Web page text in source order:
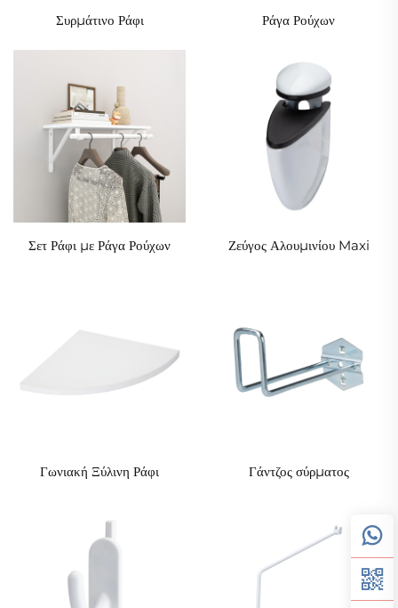
Συρμάτινο Ράφι Ράγα Ρούχων
Σετ Ράφι με Ράγα Ρούχων Ζεύγος Αλουμινίου Maxi
Γωνιακή Ξύλινη Ράφι Γάντζος σύρματος